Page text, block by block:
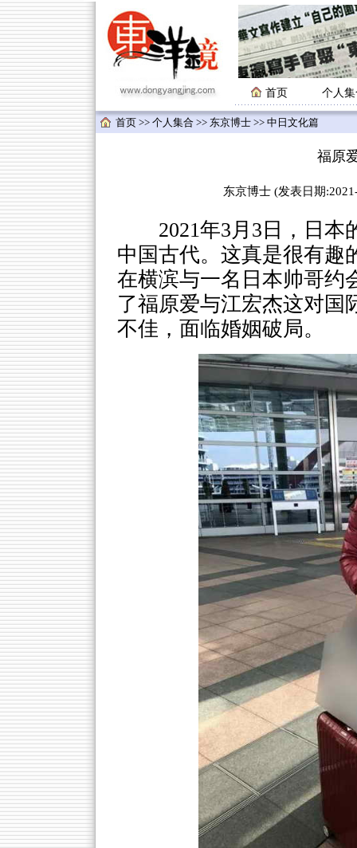
首页 个人
首页 >> 个人集合 >> 东京博士 >> 中日文化篇
福原
东京博士 (发表日期
2021年3月3日，日本
中国古代。这真是很有趣
在横滨与一名日本帅哥约
了福原爱与江宏杰这对国
不佳，面临婚姻破局。